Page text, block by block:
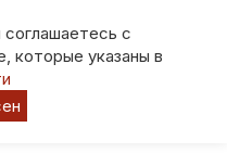
с
которые указаны в